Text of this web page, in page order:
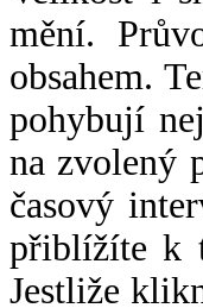
mění.
obsahem.
pohybují
na zvolený
časový
přiblížíte k
Jestliže